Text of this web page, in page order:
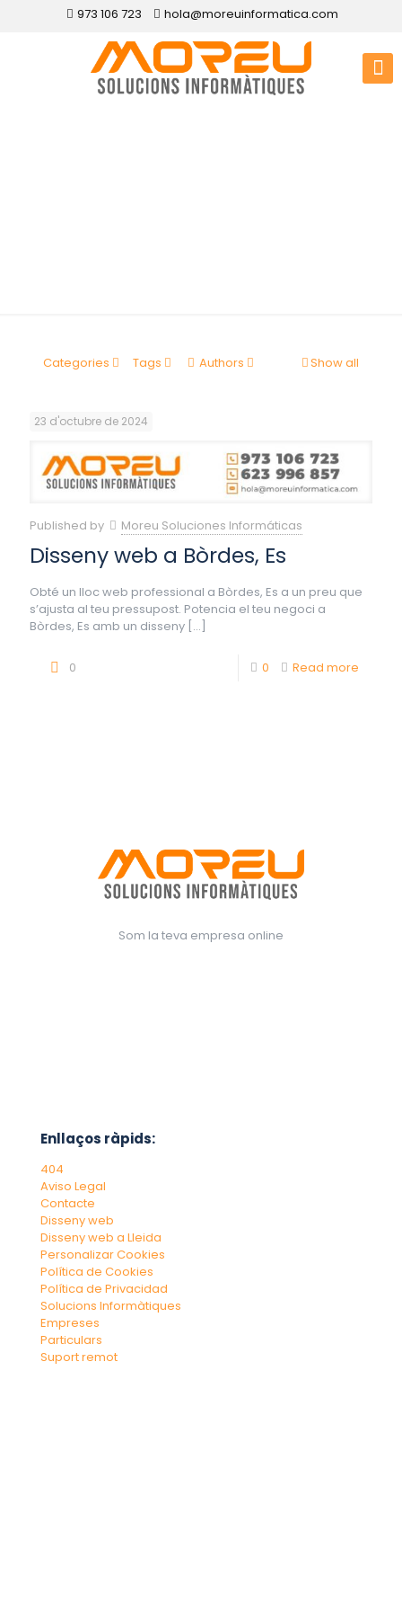
973 106 723 hola@moreuinformatica.com
Categories Tags Authors Show all
23 d'octubre de 2024
Published by Moreu Soluciones Informáticas
Disseny web a Bòrdes, Es
Obté un lloc web professional a Bòrdes, Es a un preu que
s’ajusta al teu pressupost. Potencia el teu negoci a
Bòrdes, Es amb un disseny […]
0 0 Read more
Som la teva empresa online
Enllaços ràpids:
404
Aviso Legal
Contacte
Disseny web
Disseny web a Lleida
Personalizar Cookies
Política de Cookies
Política de Privacidad
Solucions Informàtiques
Empreses
Particulars
Suport remot